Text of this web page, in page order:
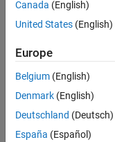
aucune
offre
d'emploi
correspondant
à vos
critères
de
recherche.
Vous
Canada (English)
United States (English)
Europe
Belgium (English)
Denmark (English)
Deutschland (Deutsch)
España (Español)